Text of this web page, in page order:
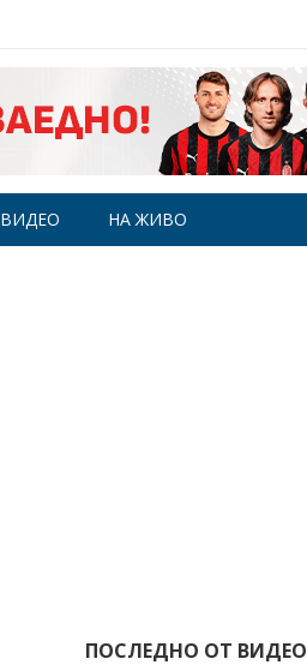
ВИДЕО НА ЖИВО
ПОСЛЕДНО ОТ ВИДЕО